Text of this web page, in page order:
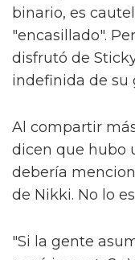
binario, es
"encasillado".
disfrutó de
indefinida de su
Al compartir
dicen que hubo
debería
de Nikki. No lo
"Si la gente